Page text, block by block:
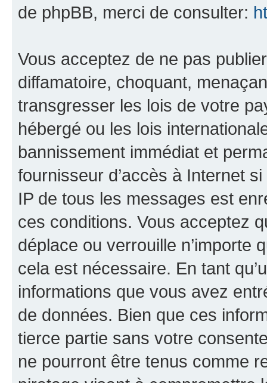
de phpBB, merci de consulter:
Vous acceptez de ne pas
diffamatoire, choquant,
transgresser les lois de votre
hébergé ou les lois
bannissement immédiat et
fournisseur d’accès à Internet
IP de tous les messages est
ces conditions. Vous acceptez
déplace ou verrouille n’importe
cela est nécessaire. En tant
informations que vous avez
de données. Bien que ces
tierce partie sans votre
ne pourront être tenus comme